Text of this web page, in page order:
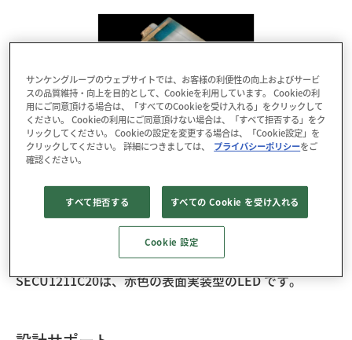
パッケージ : L×W×H： 1.6×0.8×1.1mm(C)
SECU1211C20は、赤色の表面実装型のLED です。
データダウンロード
梱包仕様
サンケングループのウェブサイトでは、お客様の利便性の向上およびサービ
スの品質維持・向上を目的として、Cookieを利用しています。 Cookieの利
用にご同意頂ける場合は、「すべてのCookieを受け入れる」をクリックして
ください。 Cookieの利用にご同意頂けない場合は、「すべて拒否する」をク
リックしてください。 Cookieの設定を変更する場合は、「Cookie設定」を
クリックしてください。 詳細につきましては、
プライバシーポリシーをご
確認ください。
すべて拒否する すべての Cookie を受け入れる
Cookie 設定